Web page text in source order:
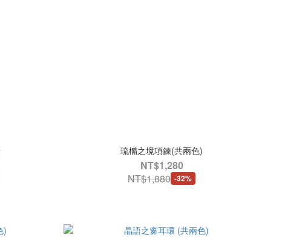
琉橢之境項鍊(共兩色)
NT$1,280
NT$1,880 -32%